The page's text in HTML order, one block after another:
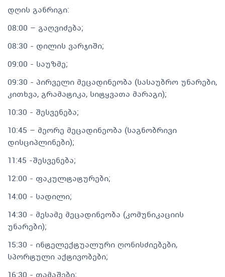
დღის განრიგი:
08:00 – გაღვიძება;
08:30 - დილის ვარჯიში;
09:00 - საუზმე;
09:30 - პირველი მეცადინეობა (სასაუბრო უნარები,
კითხვა, გრამატიკა, სიტყვათა მარაგი);
10:30 - შესვენება;
10:45 – მეორე მეცადინეობა (საგნობრივი
დისციპლინები);
11:45 -შესვენება;
12:00 - ფაკულტატურები;
14:00 - სადილი;
14:30 - მესამე მეცადინეობა (კომუნიკაციის
უნარები);
‍️15:30 - ინტელექტუალური ღონისძიებები,
სპორტული აქტივობები;
16:30 - თამაშები;